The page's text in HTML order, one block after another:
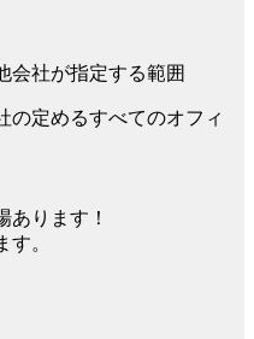
会社が指定する範囲
の定めるすべてのオフィ
あります！
。